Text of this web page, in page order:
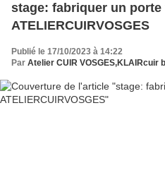
stage: fabriquer un porte
ATELIERCUIRVOSGES
Publié le 17/10/2023 à 14:22
Par Atelier CUIR VOSGES,KLAIRcuir